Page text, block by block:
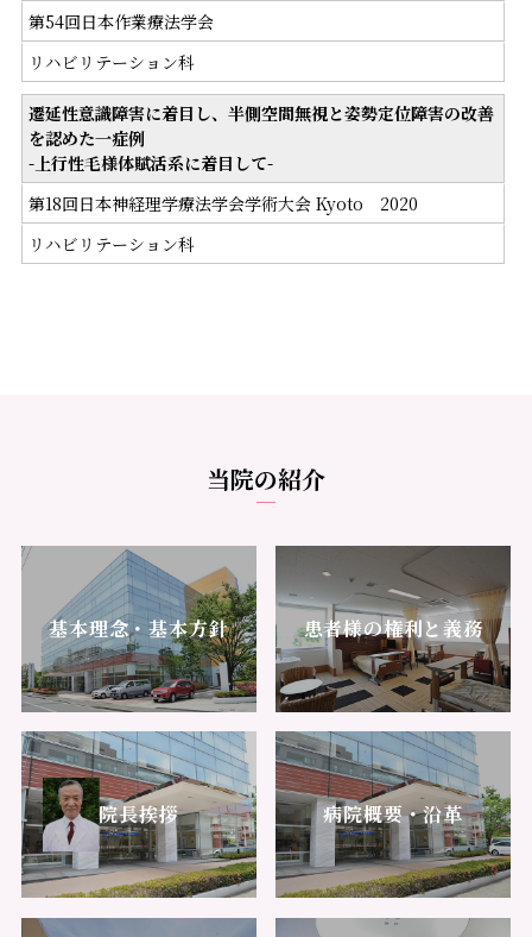
第54回日本作業療法学会
リハビリテーション科
遷延性意識障害に着目し、半側空間無視と姿勢定位障害の改善
を認めた一症例
-上行性毛様体賦活系に着目して-
第18回日本神経理学療法学会学術大会 Kyoto 2020
リハビリテーション科
当院の紹介
基本理念・基本方針 患者様の権利と義務
院長挨拶 病院概要・沿革